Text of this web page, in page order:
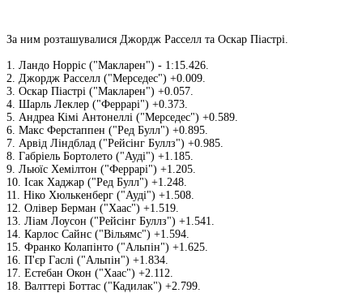
За ним розташувалися Джордж Расселл та Оскар Піастрі.
1. Ландо Норріс ("Макларен") - 1:15.426.
2. Джордж Расселл ("Мерседес") +0.009.
3. Оскар Піастрі ("Макларен") +0.057.
4. Шарль Леклер ("Феррарі") +0.373.
5. Андреа Кімі Антонеллі ("Мерседес") +0.589.
6. Макс Ферстаппен ("Ред Булл") +0.895.
7. Арвід Ліндблад ("Рейсінг Буллз") +0.985.
8. Габріель Бортолето ("Ауді") +1.185.
9. Льюїс Хемілтон ("Феррарі") +1.205.
10. Ісак Хаджар ("Ред Булл") +1.248.
11. Ніко Хюлькенберг ("Ауді") +1.508.
12. Олівер Берман ("Хаас") +1.519.
13. Ліам Лоусон ("Рейсінг Буллз") +1.541.
14. Карлос Сайнс ("Вільямс") +1.594.
15. Франко Колапінто ("Альпін") +1.625.
16. П'єр Гаслі ("Альпін") +1.834.
17. Естебан Окон ("Хаас") +2.112.
18. Валттері Боттас ("Кадилак") +2.799.